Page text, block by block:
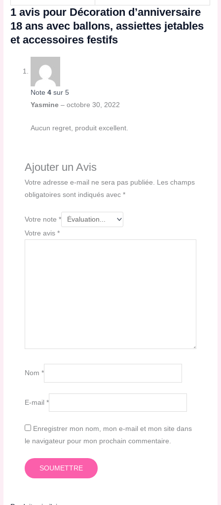
1 avis pour Décoration d’anniversaire
18 ans avec ballons, assiettes jetables
et accessoires festifs
Note4 sur 5
Yasmine– octobre 30, 2022
Aucun regret, produit excellent.
Ajouter un Avis
Votre adresse e-mail ne sera pas publiée. Les champs
obligatoires sont indiqués avec*
Votre note*
Votre avis*
Nom*
E-mail*
Enregistrer mon nom, mon e-mail et mon site dans
le navigateur pour mon prochain commentaire.